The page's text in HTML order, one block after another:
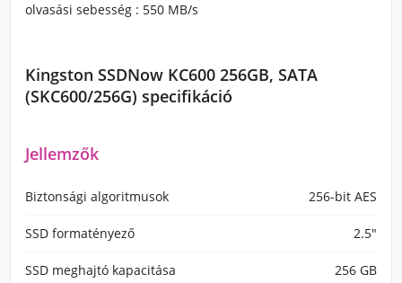
olvasási sebesség : 550 MB/s
Kingston SSDNow KC600 256GB, SATA
(SKC600/256G) specifikáció
Jellemzők
Biztonsági algoritmusok 256-bit AES
SSD formatényező 2.5"
SSD meghajtó kapacitása 256 GB